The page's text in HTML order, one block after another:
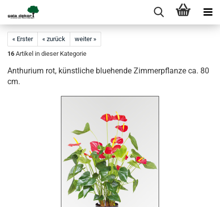
« Erster « zurück
weiter »
16 Artikel in dieser Kategorie
Anthurium rot, künstliche bluehende Zimmerpflanze ca. 80
cm.